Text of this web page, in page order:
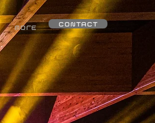
More CONTACT